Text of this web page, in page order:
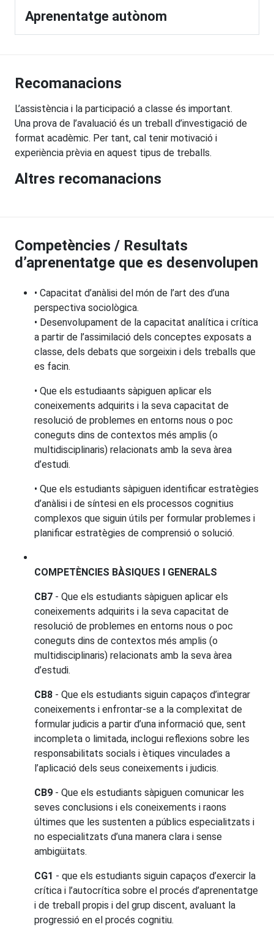
Aprenentatge autònom
Recomanacions
L’assistència i la participació a classe és important.
Una prova de l’avaluació és un treball d’investigació de
format acadèmic. Per tant, cal tenir motivació i
experiència prèvia en aquest tipus de treballs.
Altres recomanacions
Competències / Resultats
d’aprenentatge que es desenvolupen
• Capacitat d’anàlisi del món de l’art des d’una
perspectiva sociològica.
• Desenvolupament de la capacitat analítica i crítica
a partir de l’assimilació dels conceptes exposats a
classe, dels debats que sorgeixin i dels treballs que
es facin.
• Que els estudiaants sàpiguen aplicar els
coneixements adquirits i la seva capacitat de
resolució de problemes en entorns nous o poc
coneguts dins de contextos més amplis (o
multidisciplinaris) relacionats amb la seva àrea
d’estudi.
• Que els estudiants sàpiguen identificar estratègies
d’anàlisi i de síntesi en els processos cognitius
complexos que siguin útils per formular problemes i
planificar estratègies de comprensió o solució.
COMPETÈNCIES BÀSIQUES I GENERALS
CB7 - Que els estudiants sàpiguen aplicar els
coneixements adquirits i la seva capacitat de
resolució de problemes en entorns nous o poc
coneguts dins de contextos més amplis (o
multidisciplinaris) relacionats amb la seva àrea
d’estudi.
CB8 - Que els estudiants siguin capaços d’integrar
coneixements i enfrontar-se a la complexitat de
formular judicis a partir d’una informació que, sent
incompleta o limitada, inclogui reflexions sobre les
responsabilitats socials i ètiques vinculades a
l’aplicació dels seus coneixements i judicis.
CB9 - Que els estudiants sàpiguen comunicar les
seves conclusions i els coneixements i raons
últimes que les sustenten a públics especialitzats i
no especialitzats d’una manera clara i sense
ambigüitats.
CG1 - que els estudiants siguin capaços d’exercir la
crítica i l’autocrítica sobre el procés d’aprenentatge
i de treball propis i del grup discent, avaluant la
progressió en el procés cognitiu.